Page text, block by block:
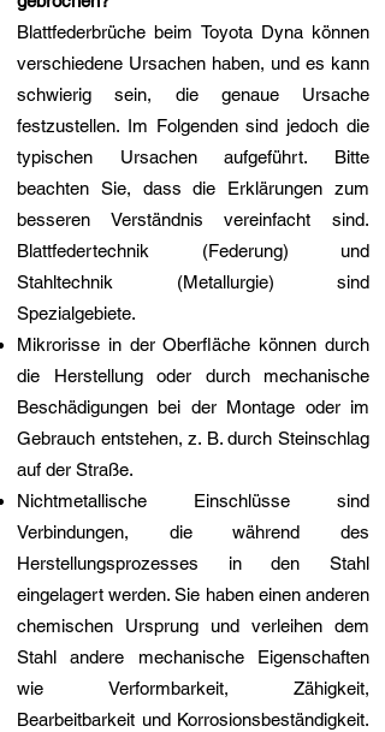
Blattfederbrüche beim Toyota Dyna können
verschiedene Ursachen haben, und es kann
schwierig sein, die genaue Ursache
festzustellen. Im Folgenden sind jedoch die
typischen Ursachen aufgeführt. Bitte
beachten Sie, dass die Erklärungen zum
besseren Verständnis vereinfacht sind.
Blattfedertechnik (Federung) und
Stahltechnik (Metallurgie) sind
Spezialgebiete.
Mikrorisse in der Oberfläche können durch
die Herstellung oder durch mechanische
Beschädigungen bei der Montage oder im
Gebrauch entstehen, z. B. durch Steinschlag
auf der Straße.
Nichtmetallische Einschlüsse sind
Verbindungen, die während des
Herstellungsprozesses in den Stahl
eingelagert werden. Sie haben einen anderen
chemischen Ursprung und verleihen dem
Stahl andere mechanische Eigenschaften
wie Verformbarkeit, Zähigkeit,
Bearbeitbarkeit und Korrosionsbeständigkeit.